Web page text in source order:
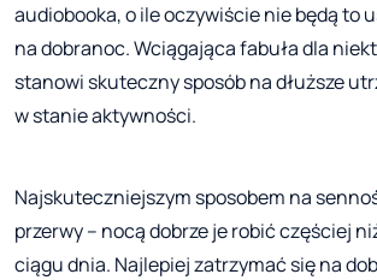
audiobooka, o ile oczywiście nie będą to
na dobranoc. Wciągająca fabuła dla
stanowi skuteczny sposób na dłuższe
w stanie aktywności.
Najskuteczniejszym sposobem na
przerwy – nocą dobrze je robić częściej
ciągu dnia. Najlepiej zatrzymać się na